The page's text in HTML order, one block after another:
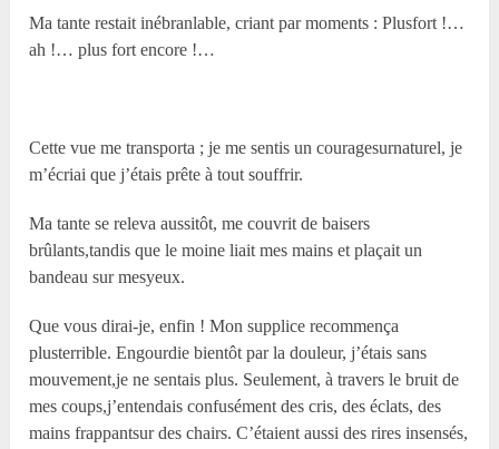
Ma tante restait inébranlable, criant par moments : Plusfort !…
ah !… plus fort encore !…
Cette vue me transporta ; je me sentis un couragesurnaturel, je
m’écriai que j’étais prête à tout souffrir.
Ma tante se releva aussitôt, me couvrit de baisers
brûlants,tandis que le moine liait mes mains et plaçait un
bandeau sur mesyeux.
Que vous dirai-je, enfin ! Mon supplice recommença
plusterrible. Engourdie bientôt par la douleur, j’étais sans
mouvement,je ne sentais plus. Seulement, à travers le bruit de
mes coups,j’entendais confusément des cris, des éclats, des
mains frappantsur des chairs. C’étaient aussi des rires insensés,